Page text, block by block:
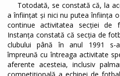
Totodată, se constată că, la
a înființat și nici nu putea înființa
continue activitatea secției de
Instanța constată că secția de
clubului până în anul 1991 s-
împreună cu întreaga activitate
aferente acesteia, inclusiv